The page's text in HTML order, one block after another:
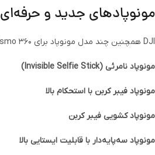
مونوپادهای جدید و حرفه‌ای
DJI همچنین چند مدل مونوپاد برای Osmo 360 ارائه داده است:
مونوپاد نامرئی (Invisible Selfie Stick)
مونوپاد فیبر کربن با استحکام بالا
مونوپاد کشویی فیبر کربن
مونوپاد سه‌پایه‌دار با قابلیت ایستایی بالا